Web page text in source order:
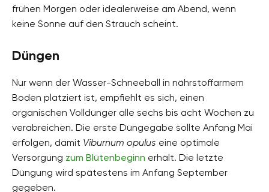
frühen Morgen oder idealerweise am Abend, wenn
keine Sonne auf den Strauch scheint.
Düngen
Nur wenn der Wasser-Schneeball in nährstoffarmem
Boden platziert ist, empfiehlt es sich, einen
organischen Volldünger alle sechs bis acht Wochen zu
verabreichen. Die erste Düngegabe sollte Anfang Mai
erfolgen, damit Viburnum opulus eine optimale
Versorgung zum Blütenbeginn erhält. Die letzte
Düngung wird spätestens im Anfang September
gegeben.